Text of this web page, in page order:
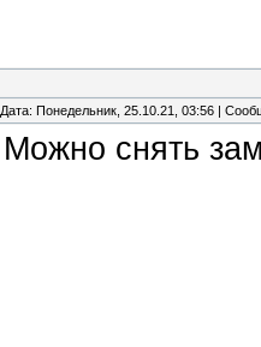
Дата: Понедельник, 25.10.21, 03:56 |
Можно снять